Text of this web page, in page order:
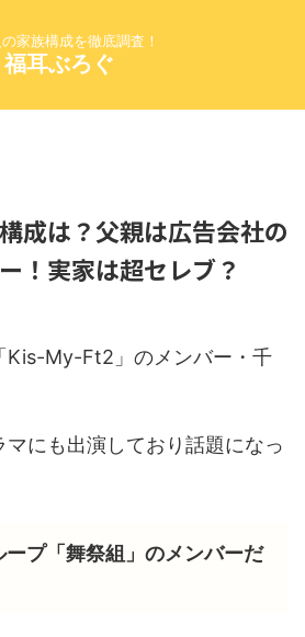
家族構成を徹底調査！
福耳ぶろぐ
成は？父親は広告会社の
！実家は超セレブ？
Kis-My-Ft2」のメンバー・千
にも出演しており話題になっ
プ「舞祭組」のメンバーだ